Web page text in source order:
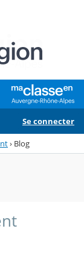
Se connecter
› Blog